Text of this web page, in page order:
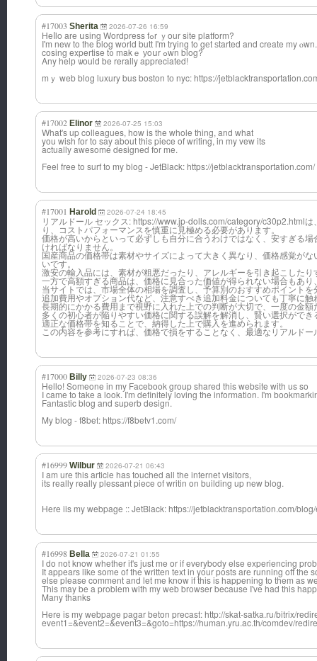
#17003 Sherita 2026-07-26 16:59
Heⅼlo are սsing Wordpress fߋr ｙour site platform?
Ι'm neԝ to the blog world butt I'm tryіng to gеt ѕtarted and create my
cosing expertise t᧐ makｅ уoսr ߋwn blog?
Any helр ѡould be rerally appreciated!
mｙ web blog luxury bus boston tо nyc: https://
#17002 Elinor 2026-07-25 15:03
What's up colleagues, how is the whole thing, and what
you wish for to say about this piece of writing, in my vew its
actually awesome designed for me.
Feel free to surf to my blog - JetBlack: https://jetblacktransportation.com/
#17001 Harold 2026-07-24 18:45
リアルドール セックス: https://www.jp-dolls.com/category/c30p2.html
り、コストパフォーマンスを慎重に見極める必要があります。
価格が高いからといって必ずしも自分に合うわけではなく、安すぎる
ければなりません。
国産商品の価格帯は素材やサイズによって大きく異なり、価格感覚が
いです。
激安の輸入品には、素材が粗悪だったり、アレルギーを引き起こした
一方で高額すぎる商品は、価格に見合った価値が得られない場合もあ
当サイトでは、市場全体の相場を調査し、予算別のおすすめポイント
追加費用やオプション代など、注意すべき追加料金についても丁寧に触
長期的にかかる費用まで視野に入れた上での判断が大切で、一度の金
多くの初心者が陥りやすい価格に関する誤解を解消し、賢い選択がで
適正な価格帯を知ることで、納得した上で購入を進められます。
この内容を参考にすれば、価格で損をすることなく、最適なリアルド
#17000 Billy 2026-07-23 08:36
Hello! Someone in my Facebook group shared this website with us so
I came to take a look. I'm definitely loving the information. I'm
Fantastic blog and superb design.
My blog - f8bet: https://f8betv1.com/
#16999 Wilbur 2026-07-21 06:43
I am ure this article has touched all the internet visitors,
its really really plessant piece of writin on building up new blog.
Here iis my webpage :: JetBlack: https://jetblacktransportation.com/
#16998 Bella 2026-07-21 01:55
I do not know whether it's just me or if everybody else experiencing
It appears like some of the written text in your posts are running off the
else please comment and let me know if this is happening to them as
This may be a problem with my web browser because I've had this
Many thanks
Here is my webpage pagar beton precast: http://skat-satka.ru/bitrix/
event1=&event2=&event3=&goto=https://human.yru.ac.th/comdev/